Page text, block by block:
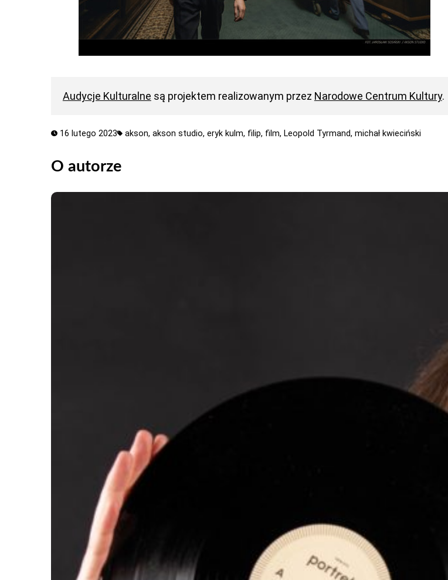
Audycje Kulturalne są projektem realizowanym przez Narodowe Centrum Kultury.
16 lutego 2023 akson,akson studio,eryk kulm, filip, film,Leopold Tyrmand,michał kwieciński
O autorze